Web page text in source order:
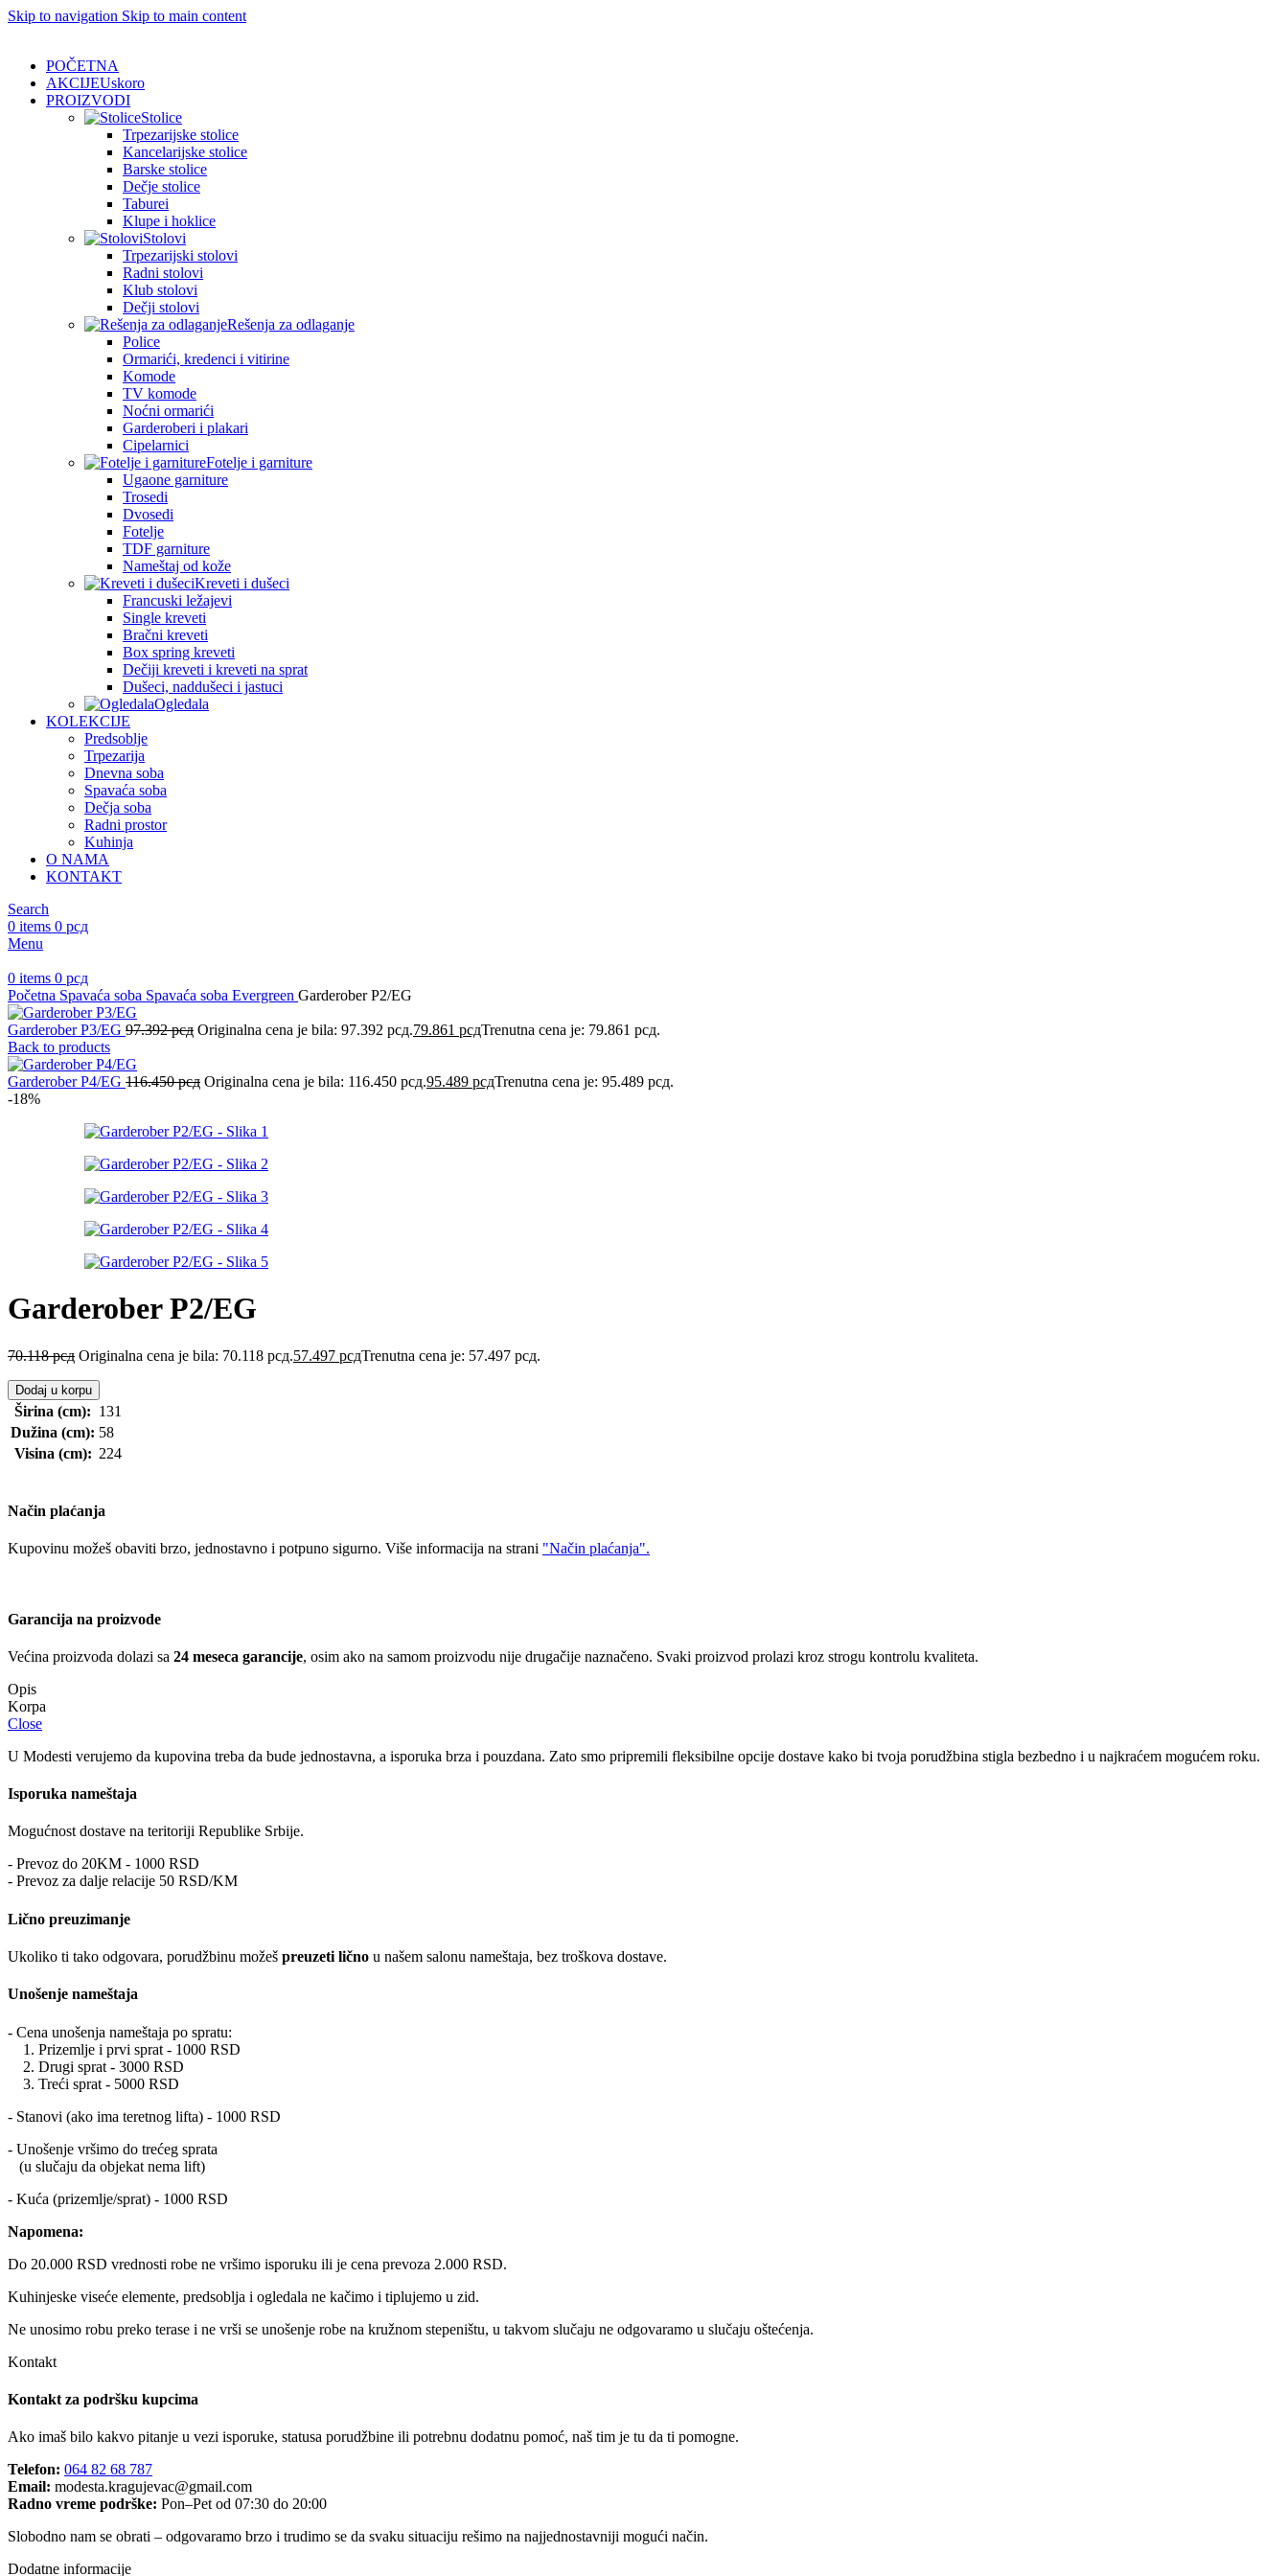
Skip to navigation Skip to main content
POČETNA
AKCIJEUskoro
PROIZVODI
Stolice
Trpezarijske stolice
Kancelarijske stolice
Barske stolice
Dečje stolice
Taburei
Klupe i hoklice
Stolovi
Trpezarijski stolovi
Radni stolovi
Klub stolovi
Dečji stolovi
Rešenja za odlaganje
Police
Ormarići, kredenci i vitirine
Komode
TV komode
Noćni ormarići
Garderoberi i plakari
Cipelarnici
Fotelje i garniture
Ugaone garniture
Trosedi
Dvosedi
Fotelje
TDF garniture
Nameštaj od kože
Kreveti i dušeci
Francuski ležajevi
Single kreveti
Bračni kreveti
Box spring kreveti
Dečiji kreveti i kreveti na sprat
Dušeci, naddušeci i jastuci
Ogledala
KOLEKCIJE
Predsoblje
Trpezarija
Dnevna soba
Spavaća soba
Dečja soba
Radni prostor
Kuhinja
O NAMA
KONTAKT
Search
0 items 0 рсд
Menu
0 items 0 рсд
Početna Spavaća soba Spavaća soba Evergreen Garderober P2/EG
Garderober P3/EG 97.392рсд Originalna cena je bila: 97.392 рсд.79.861 рсдTrenutna cena je: 79.861 рсд.
Back to products
Garderober P4/EG 116.450рсд Originalna cena je bila: 116.450 рсд.95.489 рсдTrenutna cena je: 95.489 рсд.
-18%
Garderober P2/EG
70.118рсд Originalna cena je bila: 70.118 рсд.57.497 рсдTrenutna cena je: 57.497 рсд.
Dodaj u korpu
Širina (cm): 131
Dužina (cm): 58
Visina (cm): 224
Način plaćanja
Kupovinu možeš obaviti brzo, jednostavno i potpuno sigurno. Više informacija na strani "Način plaćanja".
Garancija na proizvode
Većina proizvoda dolazi sa 24 meseca garancije, osim ako na samom proizvodu nije drugačije naznačeno. Svaki proizvod prolazi kroz strogu kontrolu kvaliteta.
Opis
Close
U Modesti verujemo da kupovina treba da bude jednostavna, a isporuka brza i pouzdana. Zato smo pripremili fleksibilne opcije dostave kako bi tvoja porudžbina stigla bezbedno i u najkraćem mogućem roku.
Isporuka nameštaja
Mogućnost dostave na teritoriji Republike Srbije.
- Prevoz do 20KM - 1000 RSD
- Prevoz za dalje relacije 50 RSD/KM
Lično preuzimanje
Ukoliko ti tako odgovara, porudžbinu možeš preuzeti lično u našem salonu nameštaja, bez troškova dostave.
Unošenje nameštaja
- Cena unošenja nameštaja po spratu:
1. Prizemlje i prvi sprat - 1000 RSD
2. Drugi sprat - 3000 RSD
3. Treći sprat - 5000 RSD
- Stanovi (ako ima teretnog lifta) - 1000 RSD
- Unošenje vršimo do trećeg sprata
(u slučaju da objekat nema lift)
- Kuća (prizemlje/sprat) - 1000 RSD
Napomena:
Do 20.000 RSD vrednosti robe ne vršimo isporuku ili je cena prevoza 2.000 RSD.
Kuhinjeske viseće elemente, predsoblja i ogledala ne kačimo i tiplujemo u zid.
Ne unosimo robu preko terase i ne vrši se unošenje robe na kružnom stepeništu, u takvom slučaju ne odgovaramo u slučaju oštećenja.
Kontakt
Kontakt za podršku kupcima
Ako imaš bilo kakvo pitanje u vezi isporuke, statusa porudžbine ili potrebnu dodatnu pomoć, naš tim je tu da ti pomogne.
Telefon: 064 82 68 787
Email: modesta.kragujevac@gmail.com
Radno vreme podrške: Pon–Pet od 07:30 do 20:00
Slobodno nam se obrati – odgovaramo brzo i trudimo se da svaku situaciju rešimo na najjednostavniji mogući način.
Dodatne informacije